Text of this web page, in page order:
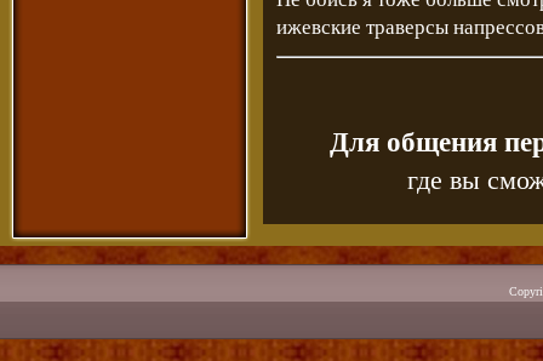
ижевские траверсы
Для общения
где вы